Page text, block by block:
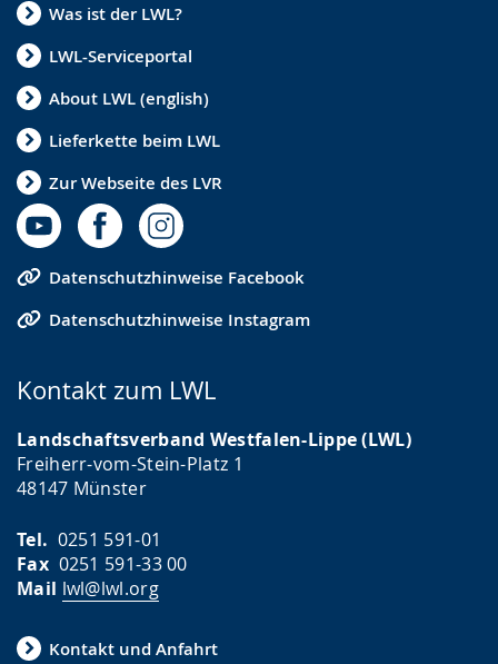
Was ist der LWL?
LWL-Serviceportal
About LWL (english)
Lieferkette beim LWL
Zur Webseite des LVR
Datenschutzhinweise Facebook
Datenschutzhinweise Instagram
Kontakt zum LWL
Landschaftsverband Westfalen-Lippe (LWL)
Freiherr-vom-Stein-Platz 1
48147 Münster
Tel. 0251 591-01
Fax0251 591-33 00
Mail lwl@lwl.org
Kontakt und Anfahrt